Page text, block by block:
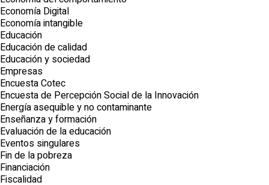
Economía Digital
Economía intangible
Educación
Educación de calidad
Educación y sociedad
Empresas
Encuesta Cotec
Encuesta de Percepción Social de la Innovación
Energía asequible y no contaminante
Enseñanza y formación
Evaluación de la educación
Eventos singulares
Fin de la pobreza
Financiación
Fiscalidad